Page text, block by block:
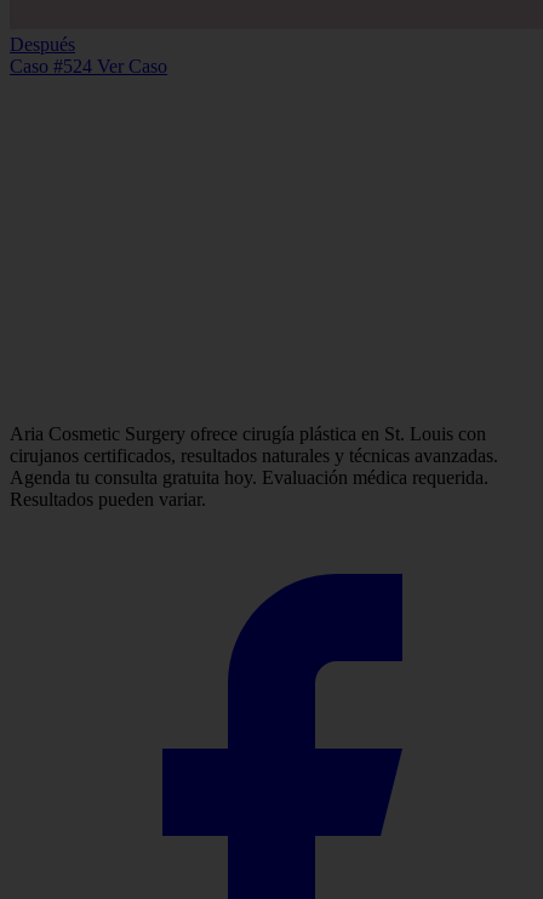
Después
Caso #524 Ver Caso
Aria Cosmetic Surgery ofrece cirugía plástica en St. Louis con
cirujanos certificados, resultados naturales y técnicas avanzadas.
Agenda tu consulta gratuita hoy. Evaluación médica requerida.
Resultados pueden variar.